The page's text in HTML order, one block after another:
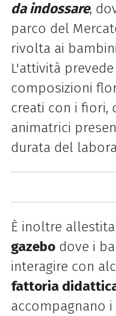
da indossare,
parco del
rivolta ai
L'attività
composizioni
creati con i fiori,
animatrici
durata del
È inoltre
gazebodove i
interagire con
fattoria
accompagnano